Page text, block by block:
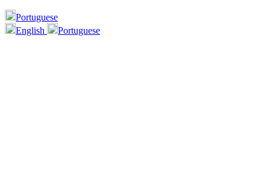
Portuguese
English
Portuguese